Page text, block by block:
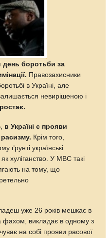
день боротьби за
Правозахисники
в Україні, але
невирішеною і
в Україні є прояви
Крім того,
ґрунті українські
хуліганство. У МВС такі
на тому, що
уже 26 років мешкає в
фахом, викладає в одному з
на собі прояви расової